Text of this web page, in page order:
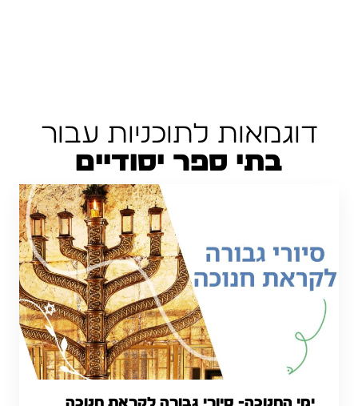
דוגמאות לתוכניות עבור
בתי ספר יסודיים
ימי החנוכה- סיורי גבורה לקראת חנוכה